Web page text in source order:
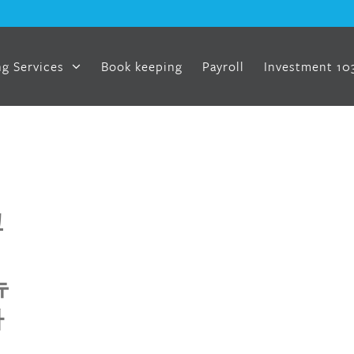
Services Book keeping Payroll Investment